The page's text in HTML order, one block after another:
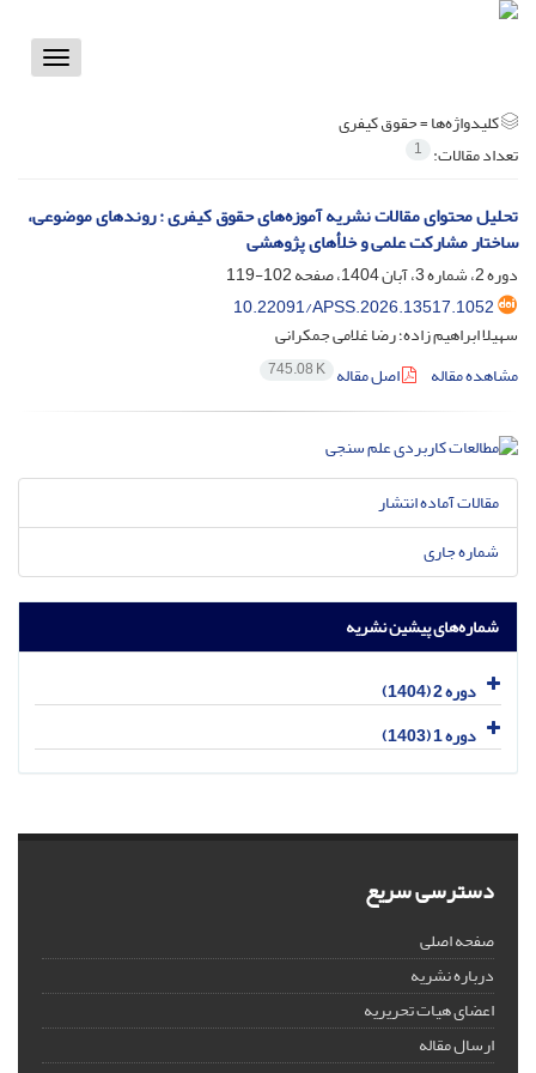
Toggle
کلیدواژه‌ها =حقوق کیفری
تعداد مقالات: 1
تحلیل محتوای مقالات نشریه آموزه‌های حقوق کیفری : روندهای موضوعی،
ساختار مشارکت علمی و خلأهای پژوهشی
دوره 2، شماره 3، آبان 1404، صفحه
102-119
10.22091/APSS.2026.13517.1052
سهیلا ابراهیم زاده؛ رضا غلامی جمکرانی
مشاهده مقاله
اصل مقاله 745.08 K
مقالات آماده انتشار
شماره جاری
شماره‌های پیشین نشریه
دوره 2 (1404)
دوره 1 (1403)
دسترسی سریع
صفحه اصلی
درباره نشریه
اعضای هیات تحریریه
ارسال مقاله